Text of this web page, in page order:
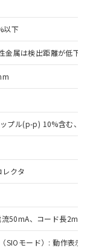
以下
金属は検出距離が低下し
プル(p-p) 10%含む、
レクタ
50mA、コード長2m時)
SIOモード）: 動作表示